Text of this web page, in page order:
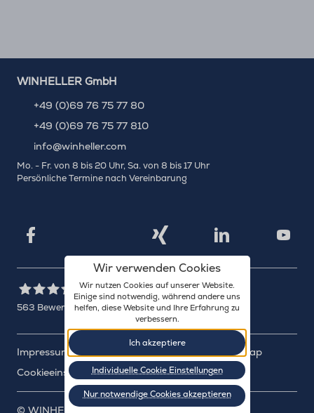
Wir verwenden Cookies
Wir nutzen Cookies auf unserer Website.
Einige sind notwendig, während andere uns
helfen, diese Website und Ihre Erfahrung zu
verbessern.
Ich akzeptiere
Individuelle Cookie Einstellungen
Nur notwendige Cookies akzeptieren
WINHELLER GmbH
+49 (0)69 76 75 77 80
+49 (0)69 76 75 77 810
info@winheller.com
Mo. - Fr. von 8 bis 20 Uhr, Sa. von 8 bis 17 Uhr
Persönliche Termine nach Vereinbarung
Facebook Xing LinkedIn
WINHELLER GmbH
563 Bewertungen auf ProvenExpert.com
© WINHELLER GmbH: 2003-2026
Impressum Datenschutz Barrierefreiheit
Sitemap
Cookieeinstellungen